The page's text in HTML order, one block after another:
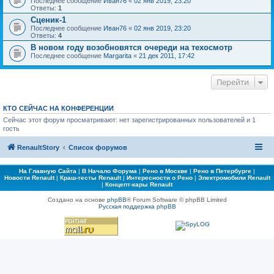
Ответы: 1
Сценик-1
Последнее сообщение Иван76 « 02 янв 2019, 23:20
Ответы: 4
В новом году возобновятся очереди на техосмотр
Последнее сообщение Margarita « 21 дек 2011, 17:42
Перейти
КТО СЕЙЧАС НА КОНФЕРЕНЦИИ
Сейчас этот форум просматривают: нет зарегистрированных пользователей и 1
гость
RenaultStory Список форумов
На Главную Сайта | В Начало Форума | Рено в Москве | Рено в Петербурге |
Новости Renault| Краш-тесты Renault| Интересности о Рено| Электромобили Renault
| Концепт-кары Renault
Создано на основе phpBB® Forum Software © phpBB Limited
Русская поддержка phpBB